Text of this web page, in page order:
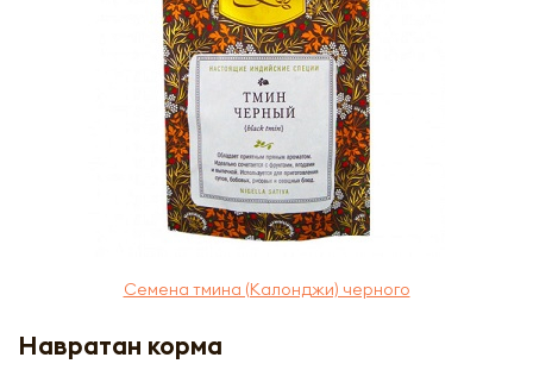
Семена тмина (Калонджи) черного
Навратан корма